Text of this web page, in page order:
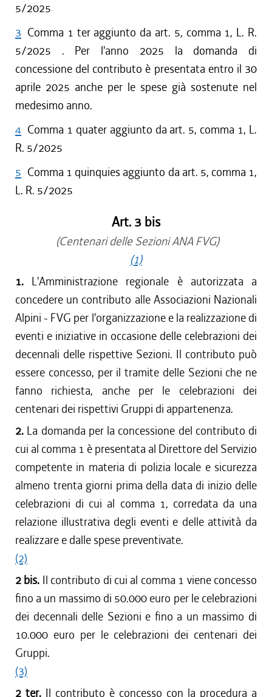
5/2025
3 Comma 1 ter aggiunto da art. 5, comma 1, L. R.
5/2025 . Per l'anno 2025 la domanda di
concessione del contributo è presentata entro il 30
aprile 2025 anche per le spese già sostenute nel
medesimo anno.
4 Comma 1 quater aggiunto da art. 5, comma 1, L.
R. 5/2025
5 Comma 1 quinquies aggiunto da art. 5, comma 1,
L. R. 5/2025
Art. 3 bis
(Centenari delle Sezioni ANA FVG)
(1)
1. L'Amministrazione regionale è autorizzata a
concedere un contributo alle Associazioni Nazionali
Alpini - FVG per l'organizzazione e la realizzazione di
eventi e iniziative in occasione delle celebrazioni dei
decennali delle rispettive Sezioni. Il contributo può
essere concesso, per il tramite delle Sezioni che ne
fanno richiesta, anche per le celebrazioni dei
centenari dei rispettivi Gruppi di appartenenza.
2. La domanda per la concessione del contributo di
cui al comma 1 è presentata al Direttore del Servizio
competente in materia di polizia locale e sicurezza
almeno trenta giorni prima della data di inizio delle
celebrazioni di cui al comma 1, corredata da una
relazione illustrativa degli eventi e delle attività da
realizzare e dalle spese preventivate.
(2)
2 bis. Il contributo di cui al comma 1 viene concesso
fino a un massimo di 50.000 euro per le celebrazioni
dei decennali delle Sezioni e fino a un massimo di
10.000 euro per le celebrazioni dei centenari dei
Gruppi.
(3)
2 ter. Il contributo è concesso con la procedura a